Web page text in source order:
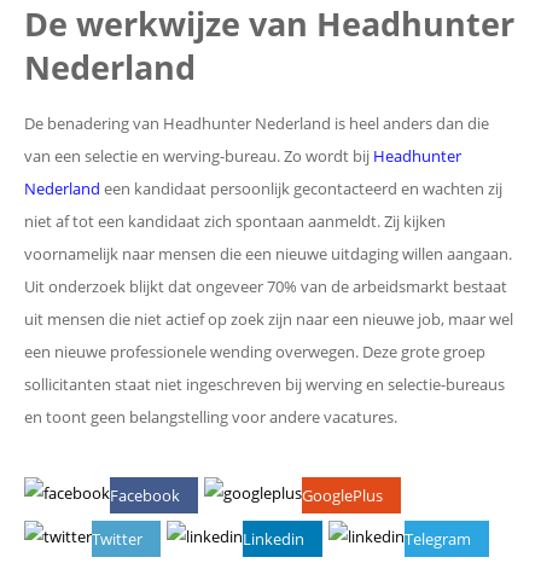
De werkwijze van Headhunter
Nederland
De benadering van Headhunter Nederland is heel anders dan die
van een selectie en werving-bureau. Zo wordt bij Headhunter
Nederland een kandidaat persoonlijk gecontacteerd en wachten zij
niet af tot een kandidaat zich spontaan aanmeldt. Zij kijken
voornamelijk naar mensen die een nieuwe uitdaging willen aangaan.
Uit onderzoek blijkt dat ongeveer 70% van de arbeidsmarkt bestaat
uit mensen die niet actief op zoek zijn naar een nieuwe job, maar wel
een nieuwe professionele wending overwegen. Deze grote groep
sollicitanten staat niet ingeschreven bij werving en selectie-bureaus
en toont geen belangstelling voor andere vacatures.
Facebook
GooglePlus
Twitter
Linkedin Telegram